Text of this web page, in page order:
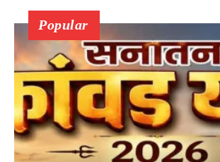
Popular